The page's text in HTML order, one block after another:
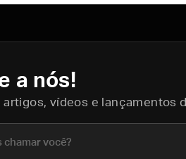
a nós!
artigos, vídeos e lançamentos